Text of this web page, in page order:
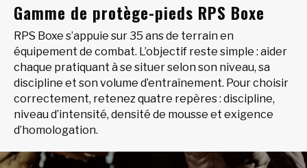
Gamme de protège-pieds RPS Boxe
RPS Boxe s’appuie sur 35 ans de terrain en
équipement de combat. L’objectif reste simple : aider
chaque pratiquant à se situer selon son niveau, sa
discipline et son volume d’entraînement. Pour choisir
correctement, retenez quatre repères : discipline,
niveau d’intensité, densité de mousse et exigence
d’homologation.